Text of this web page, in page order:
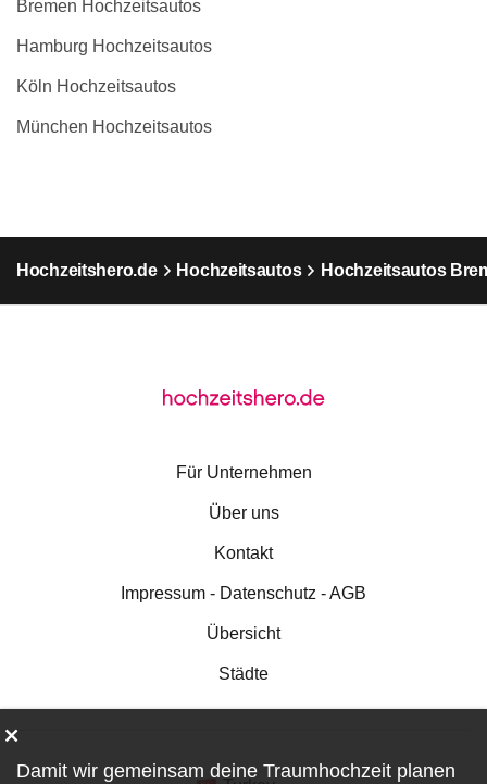
Bremen Hochzeitsautos
Hamburg Hochzeitsautos
Köln Hochzeitsautos
München Hochzeitsautos
Hochzeitshero.de Hochzeitsautos Hochzeitsautos
Für Unternehmen
Über uns
Kontakt
Impressum - Datenschutz - AGB
Übersicht
Städte
Damit wir gemeinsam deine Traumhochzeit planen